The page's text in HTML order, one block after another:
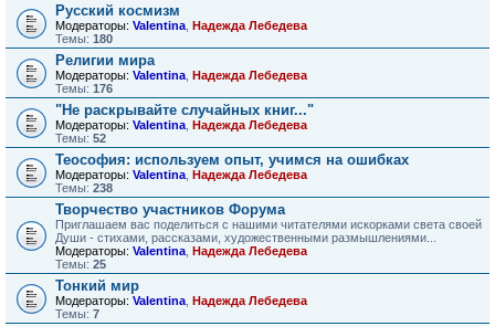
Русский космизм
Модераторы: Valentina Надежда Лебедева
Темы: 180
Религии мира
Модераторы: Valentina Надежда Лебедева
Темы: 176
"Не раскрывайте случайных книг..."
Модераторы: Valentina Надежда Лебедева
Темы: 52
Теософия: используем опыт, учимся на ошибках
Модераторы: Valentina Надежда Лебедева
Темы: 238
Творчество участников Форума
Приглашаем вас поделиться с нашими читателями искорками света своей
Души - стихами, рассказами, художественными размышлениями...
Модераторы: Valentina Надежда Лебедева
Темы: 25
Тонкий мир
Модераторы: Valentina Надежда Лебедева
Темы: 7